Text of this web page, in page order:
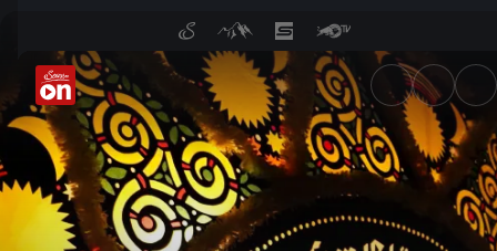
Fackeln, Feuer, Funken -